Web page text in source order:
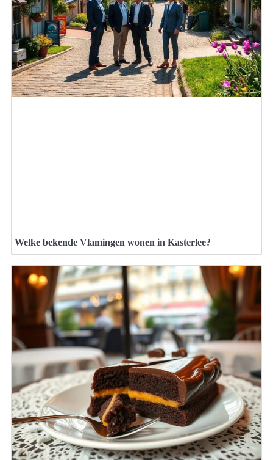
Welke bekende Vlamingen wonen in Kasterlee?